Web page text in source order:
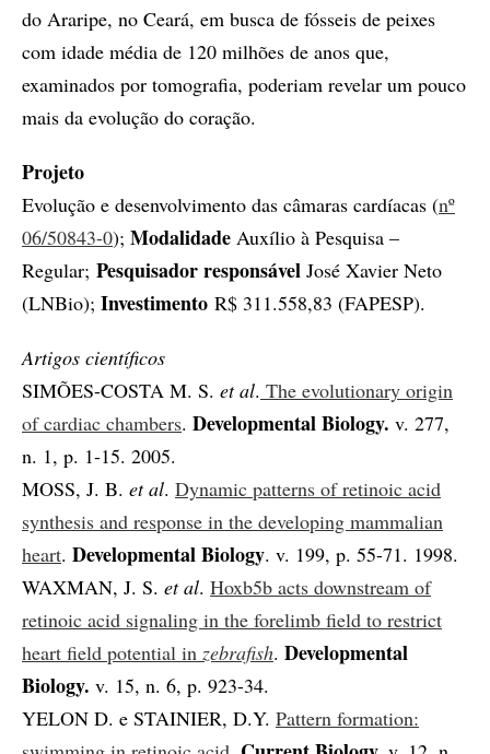
do Araripe, no Ceará, em busca de fósseis de peixes
com idade média de 120 milhões de anos que,
examinados por tomografia, poderiam revelar um pouco
mais da evolução do coração.
Projeto
Evolução e desenvolvimento das câmaras cardíacas (nº
06/50843-0); Modalidade Auxílio à Pesquisa –
Regular; Pesquisador responsável José Xavier Neto
(LNBio); Investimento R$ 311.558,83 (FAPESP).
Artigos científicos
SIMÕES-COSTA M. S. et al. The evolutionary origin
of cardiac chambers. Developmental Biology. v. 277,
n. 1, p. 1-15. 2005.
MOSS, J. B. et al. Dynamic patterns of retinoic acid
synthesis and response in the developing mammalian
heart. Developmental Biology. v. 199, p. 55-71. 1998.
WAXMAN, J. S. et al. Hoxb5b acts downstream of
retinoic acid signaling in the forelimb field to restrict
heart field potential in zebrafish. Developmental
Biology. v. 15, n. 6, p. 923-34.
YELON D. e STAINIER, D.Y. Pattern formation: